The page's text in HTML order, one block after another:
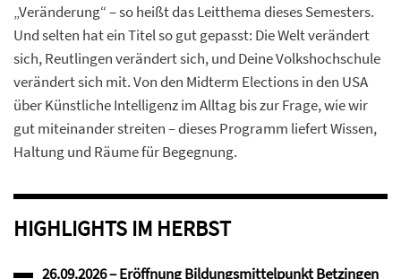
„Veränderung“ – so heißt das Leitthema dieses Semesters.
Und selten hat ein Titel so gut gepasst: Die Welt verändert
sich, Reutlingen verändert sich, und Deine Volkshochschule
verändert sich mit. Von den Midterm Elections in den USA
über Künstliche Intelligenz im Alltag bis zur Frage, wie wir
gut miteinander streiten – dieses Programm liefert Wissen,
Haltung und Räume für Begegnung.
HIGHLIGHTS IM HERBST
26.09.2026 –Eröffnung Bildungsmittelpunkt Betzingen